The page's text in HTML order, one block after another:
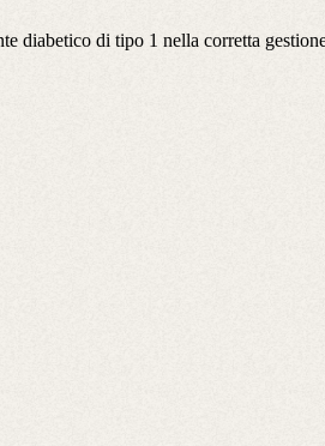
diabetico di tipo 1 nella corretta